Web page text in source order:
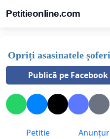
Petitieonline.com
Opriți asasinatele
Publică pe Facebook
Petitie